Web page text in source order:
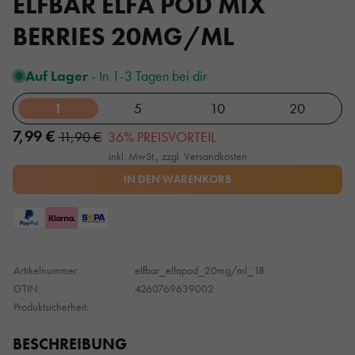
BERRIES 20MG/ML
Auf Lager - In 1-3 Tagen bei dir
1
5 10 20
7,99 € 11,90 € 36% PREISVORTEIL
inkl. MwSt., zzgl. Versandkosten
IN DEN WARENKORB
Artikelnummer:
elfbar_elfapod_20mg/ml_18
GTIN:
4260769639002
Produktsicherheit:
BESCHREIBUNG